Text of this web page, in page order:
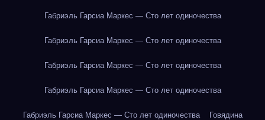
Габриэль Гарсиа Маркес — Сто лет одиночества
Габриэль Гарсиа Маркес — Сто лет одиночества
Габриэль Гарсиа Маркес — Сто лет одиночества
Габриэль Гарсиа Маркес — Сто лет одиночества
Габриэль Гарсиа Маркес — Сто лет одиночества Говядина